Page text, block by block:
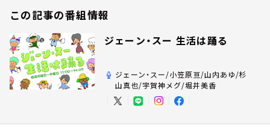
この記事の番組情報
ジェーン・スー 生活は踊る
ジェーン・スー/小笠原亘/山内あゆ/杉
山真也/宇賀神メグ/堀井美香